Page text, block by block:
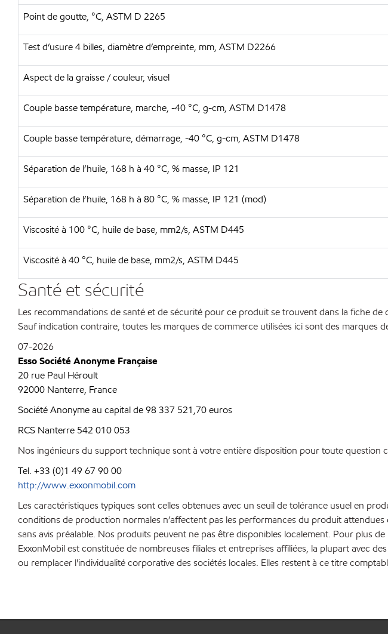
Point de goutte, °C, ASTM D 2265
Test d’usure 4 billes, diamètre d’empreinte, mm, ASTM D2266
Aspect de la graisse / couleur, visuel
Couple basse température, marche, -40 °C, g-cm, ASTM D1478
Couple basse température, démarrage, -40 °C, g-cm, ASTM D1478
Séparation de l’huile, 168 h à 40 °C, % masse, IP 121
Séparation de l’huile, 168 h à 80 °C, % masse, IP 121 (mod)
Viscosité à 100 °C, huile de base, mm2/s, ASTM D445
Viscosité à 40 °C, huile de base, mm2/s, ASTM D445
Santé et sécurité
Les recommandations de santé et de sécurité pour ce produit se trouvent dans la fiche de
Sauf indication contraire, toutes les marques de commerce utilisées ici sont des marques
07-2026
Esso Société Anonyme Française
20 rue Paul Héroult
92000 Nanterre, France
Société Anonyme au capital de 98 337 521,70 euros
RCS Nanterre 542 010 053
Nos ingénieurs du support technique sont à votre entière disposition pour toute question
Tel. +33 (0)1 49 67 90 00
http://www.exxonmobil.com
Les caractéristiques typiques sont celles obtenues avec un seuil de tolérance usuel en
conditions de production normales n’affectent pas les performances du produit
sans avis préalable. Nos produits peuvent ne pas être disponibles localement. Pour plus
ExxonMobil est constituée de nombreuses filiales et entreprises affiliées, la plupart avec
ou remplacer l'individualité corporative des sociétés locales. Elles restent à ce titre